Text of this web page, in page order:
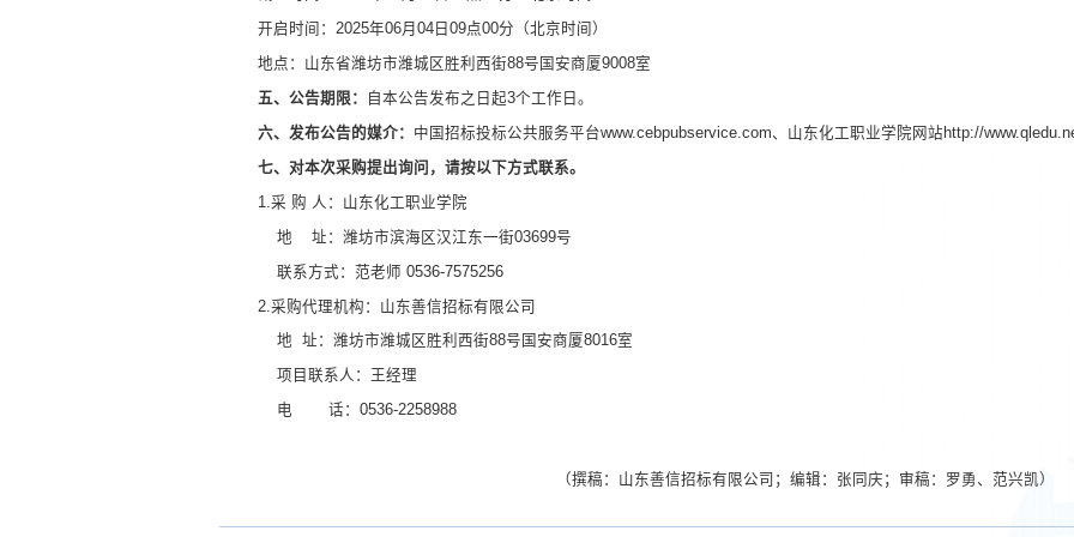
开启时间： 2025年06月 04日 09点00分（北京时间）
地点： 山东省潍坊市潍城区胜利西街88号国安商厦9008室
五、公告期限： 自本公告发布之日起3个工作日。
六、发布公告的媒介： 中国招标投标公共服务平台www.cebpubservice.com、山东化工职业学院网站http://
七、对本次采购提出询问，请按以下方式联系。
1.采 购 人：山东化工职业学院
地 址：潍坊市滨海区汉江东一街03699号
联系方式：范老师 0536-7575256
2.采购代理机构：山东善信招标有限公司
地 址： 潍坊市潍城区胜利西街88号国安商厦8016室
项目联系人：王经理
电 话： 0536-2258988
（撰稿：山东善信招标有限公司；编辑：张同庆；审稿：罗勇、范兴凯）